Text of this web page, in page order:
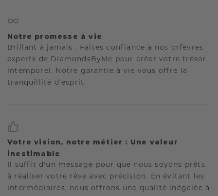
Notre promesse à vie
Brillant à jamais : Faites confiance à nos orfèvres
experts de DiamondsByMe pour créer votre trésor
intemporel. Notre garantie à vie vous offre la
tranquillité d'esprit.
Votre vision, notre métier : Une valeur
inestimable
Il suffit d'un message pour que nous soyons prêts
à réaliser votre rêve avec précision. En évitant les
intermédiaires, nous offrons une qualité inégalée à